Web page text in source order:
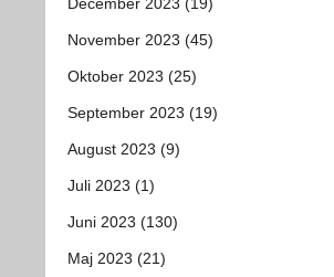
November 2023 (45)
Oktober 2023 (25)
September 2023 (19)
August 2023 (9)
Juli 2023 (1)
Juni 2023 (130)
Maj 2023 (21)